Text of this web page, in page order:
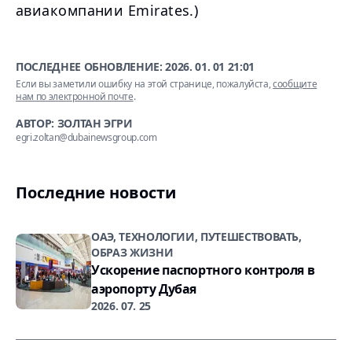
авиакомпании Emirates.)
ПОСЛЕДНЕЕ ОБНОВЛЕНИЕ:2026. 01. 01 21:01
Если вы заметили ошибку на этой странице, пожалуйста,сообщите
нам по электронной почте.
АВТОР: ЗОЛТАН ЭГРИ
egri.zoltan@dubainewsgroup.com
Последние новости
ОАЭ, ТЕХНОЛОГИИ, ПУТЕШЕСТВОВАТЬ,
ОБРАЗ ЖИЗНИ
Ускорение паспортного контроля в
аэропорту Дубая
2026. 07. 25